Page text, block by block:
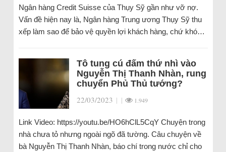
Ngân hàng Credit Suisse của Thụy Sỹ gần như vỡ nợ.
Vấn đề hiện nay là, Ngân hàng Trung ương Thụy Sỹ thu
xếp làm sao để bảo vệ quyền lợi khách hàng, chứ khó…
Tô tung cú đấm thứ nhì vào
Nguyễn Thị Thanh Nhàn, rung
chuyển Phủ Thủ tướng?
22/03/2023 | | 1.949
Link Video: https://youtu.be/HO6hClL5CqY Chuyện trong
nhà chưa tỏ nhưng ngoài ngõ đã tường. Câu chuyện về
bà Nguyễn Thị Thanh Nhàn, báo chí trong nước chỉ cho